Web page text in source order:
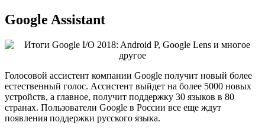
Google Assistant
Голосовой ассистент компании Google получит новый более
естественный голос. Ассистент выйдет на более 5000 новых
устройств, а главное, получит поддержку 30 языков в 80
странах. Пользователи Google в России все еще ждут
появления поддержки русского языка.